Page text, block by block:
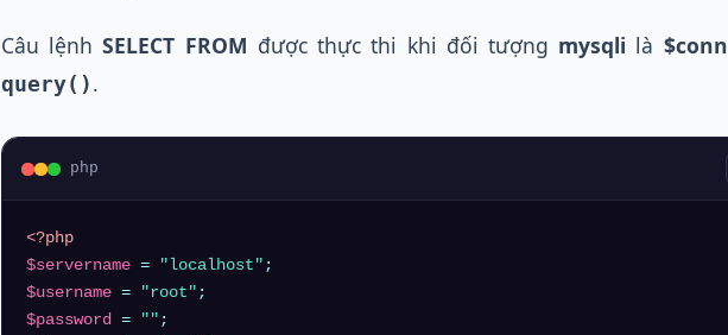
Câu lệnhSELECT FROM được thực thi khi đối tượng mysqli là $conn
query() .
php
<?php
$servername = "localhost"
$username = "root"
$password = ""